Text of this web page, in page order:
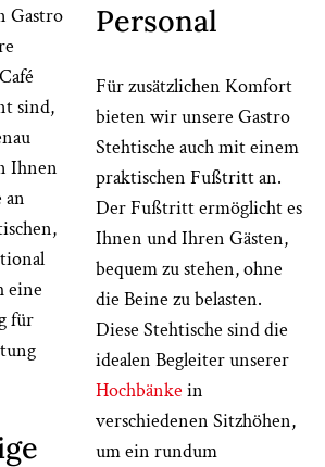
Gastro
sind,
Ihnen
an
eine
für
Personal
Für zusätzlichen Komfort
bieten wir unsere Gastro
Stehtische auch mit einem
praktischen Fußtritt an.
Der Fußtritt ermöglicht es
Ihnen und Ihren Gästen,
bequem zu stehen, ohne
die Beine zu belasten.
Diese Stehtische sind die
idealen Begleiter unserer
Hochbänke in
verschiedenen Sitzhöhen,
um ein rundum